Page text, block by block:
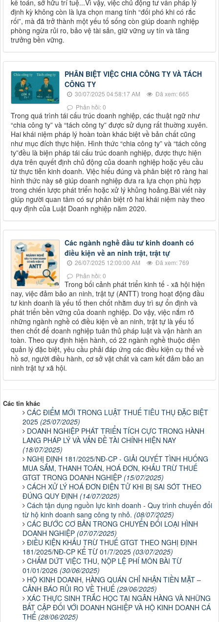
kế toán, sở hữu trí tuệ...Vì vậy, việc chủ động tư vấn pháp lý
định kỳ không còn là lựa chọn mang tính “đối phó khi có rắc
rối”, mà đã trở thành một yếu tố sống còn giúp doanh nghiệp
phòng ngừa rủi ro, bảo vệ tài sản, giữ vững uy tín và tăng
trưởng bền vững.
PHÂN BIỆT VIỆC CHIA CÔNG TY VÀ TÁCH
CÔNG TY
30/07/2025 04:58:17 AM
Đã xem: 665
Phản hồi: 0
Trong quá trình tái cấu trúc doanh nghiệp, các thuật ngữ như
“chia công ty” và “tách công ty” được sử dụng rất thuờng xuyên.
Hai khái niệm pháp lý hoàn toàn khác biệt về bản chất cũng
như mục đích thực hiện. Hình thức “chia công ty” và “tách công
ty”đều là biện pháp tái cấu trúc doanh nghiệp, được thực hiện
dựa trên quyết định chủ động của doanh nghiệp hoặc yêu cầu
từ thực tiễn kinh doanh. Việc hiểu đúng và phân biệt rõ ràng hai
hình thức này sẽ giúp doanh nghiệp đưa ra lựa chọn phù hợp
trong chiến lược phát triển hoặc xử lý khủng hoảng.Bài viết này
giúp người quan tâm có sự phân biệt rõ hai khái niệm này theo
quy định của Luật Doanh nghiệp năm 2020.
Các ngành nghề đầu tư kinh doanh có
điều kiện về an ninh trật, trật tự
26/07/2025 12:00:00 AM
Đã xem: 769
Phản hồi: 0
Trong bối cảnh phát triển kinh tế - xã hội hiện
nay, việc đảm bảo an ninh, trật tự (ANTT) trong hoạt động đầu
tư kinh doanh là yếu tố then chốt nhằm duy trì sự ổn định và
phát triển bền vững của doanh nghiệp. Do vậy, việc nắm rõ
những ngành nghề có điều kiện về an ninh, trật tự là yếu tố
then chốt để doanh nghiệp tuân thủ pháp luật và vận hành an
toàn. Theo quy định hiện hành, có 22 ngành nghề thuộc diện
quản lý đặc biệt, yêu cầu phải đáp ứng các điều kiện cụ thể về
hồ sơ, người điều hành, cơ sở vật chất và cam kết đảm bảo an
ninh trật tự xã hội.
Các tin khác
CÁC ĐIỂM MỚI TRONG LUẬT THUẾ TIÊU THỤ ĐẶC BIỆT
2025 (25/07/2025)
DOANH NGHIỆP PHÁT TRIỂN TÍCH CỰC TRONG HÀNH
LANG PHÁP LÝ VÀ VẤN ĐỀ TÀI CHÍNH HIỆN NAY
(18/07/2025)
NGHỊ ĐỊNH 181/2025/NĐ-CP - GIẢI QUYẾT TÌNH HUỐNG
MUA SẮM, THANH TOÁN, HOÁ ĐƠN, KHẤU TRỪ THUẾ
GTGT TRONG DOANH NGHIỆP (15/07/2025)
CÁCH XỬ LÝ HOÁ ĐƠN ĐIỆN TỬ KHI BỊ SAI SÓT THEO
ĐÚNG QUY ĐỊNH (14/07/2025)
Cách tận dụng nguồn lực kinh doanh - Quy trình chuyển đổi
từ hộ kinh doanh sang công ty nhỏ. (08/07/2025)
CÁC BƯỚC CƠ BẢN TRONG CHUYỂN ĐỔI LOẠI HÌNH
DOANH NGHIỆP (07/07/2025)
ĐIỀU KIỆN KHẤU TRỪ THUẾ GTGT THEO NGHỊ ĐỊNH
181/2025/NĐ-CP KỂ TỪ 01/7/2025 (03/07/2025)
CHẤM DỨT VIỆC THU, NỘP LỆ PHÍ MÔN BÀI TỪ
01/01/2026 (30/06/2025)
HỘ KINH DOANH, HÀNG QUÁN CHỈ NHẬN TIỀN MẶT –
CẢNH BÁO RỦI RO VỀ THUẾ (29/06/2025)
XÁC THỰC SINH TRẮC HỌC TẠI NGÂN HÀNG VÀ NHỮNG
BẤT CẬP ĐỐI VỚI DOANH NGHIỆP VÀ HỘ KINH DOANH CÁ
THỂ (28/06/2025)